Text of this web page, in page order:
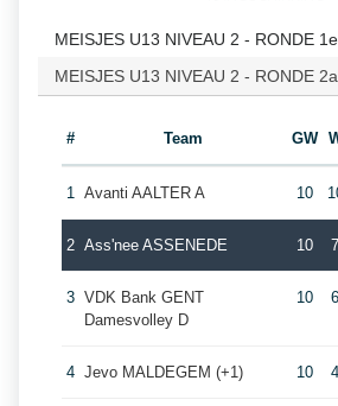
MEISJES U13 NIVEAU 2 - RONDE
MEISJES U13 NIVEAU 2 - RONDE
# Team GW
1 Avanti AALTER A 10
2 Ass'nee ASSENEDE 10 7
3 VDK Bank GENT
Damesvolley D
10 6
4 Jevo MALDEGEM (+1) 10 4